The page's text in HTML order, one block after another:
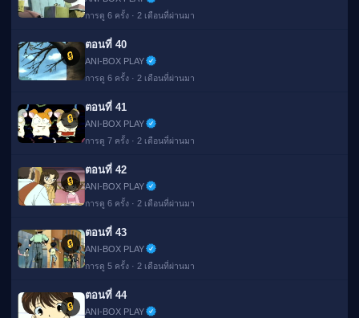
การดู 6 ครั้ง · 2 เดือนที่ผ่านมา
🔒
ตอนที่ 40
ANI-BOX PLAY
การดู 6 ครั้ง · 2 เดือนที่ผ่านมา
🔒
ตอนที่ 41
ANI-BOX PLAY
การดู 7 ครั้ง · 2 เดือนที่ผ่านมา
🔒
ตอนที่ 42
ANI-BOX PLAY
การดู 6 ครั้ง · 2 เดือนที่ผ่านมา
🔒
ตอนที่ 43
ANI-BOX PLAY
การดู 5 ครั้ง · 2 เดือนที่ผ่านมา
🔒
ตอนที่ 44
ANI-BOX PLAY